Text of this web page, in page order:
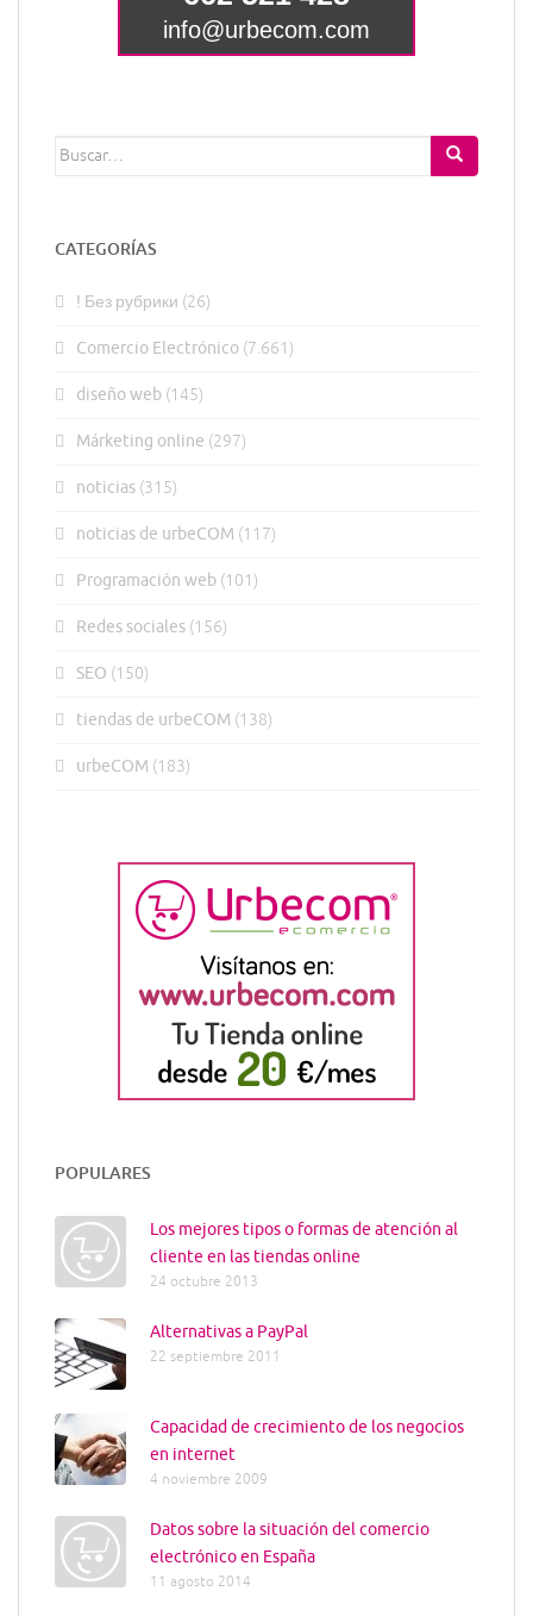
Buscar:
CATEGORÍAS
! Без рубрики (26)
Comercio Electrónico (7.661)
diseño web (145)
Márketing online (297)
noticias (315)
noticias de urbeCOM (117)
Programación web (101)
Redes sociales (156)
SEO (150)
tiendas de urbeCOM (138)
urbeCOM (183)
POPULARES
Los mejores tipos o formas de atención al
cliente en las tiendas online
24 octubre 2013
Alternativas a PayPal
22 septiembre 2011
Capacidad de crecimiento de los negocios
en internet
4 noviembre 2009
Datos sobre la situación del comercio
electrónico en España
11 agosto 2014